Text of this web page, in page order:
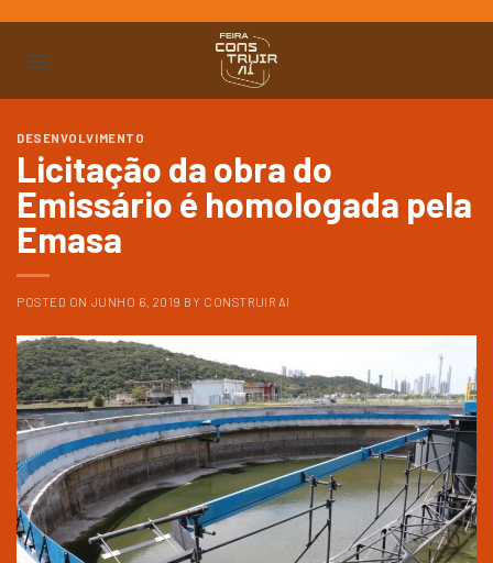
para
DESENVOLVIMENTO
Licitação da obra do
Emissário é homologada pela
Emasa
POSTED ON JUNHO 6, 2019 BY CONSTRUIR AI